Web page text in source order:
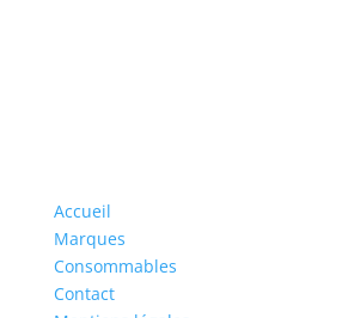
Accueil
Marques
Consommables
Contact